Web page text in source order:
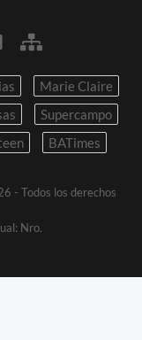
Marie Claire
Supercampo
BATimes
- Todos los derechos
Nro.